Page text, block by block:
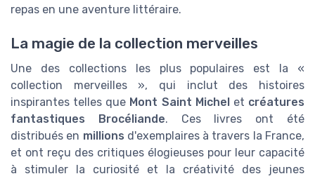
repas en une aventure littéraire.
La magie de la collection merveilles
Une des collections les plus populaires est la «
collection merveilles », qui inclut des histoires
inspirantes telles que Mont Saint Michelet créatures
fantastiques Brocéliande. Ces livres ont été
distribués en millions d'exemplaires à travers la France,
et ont reçu des critiques élogieuses pour leur capacité
à stimuler la curiosité et la créativité des jeunes